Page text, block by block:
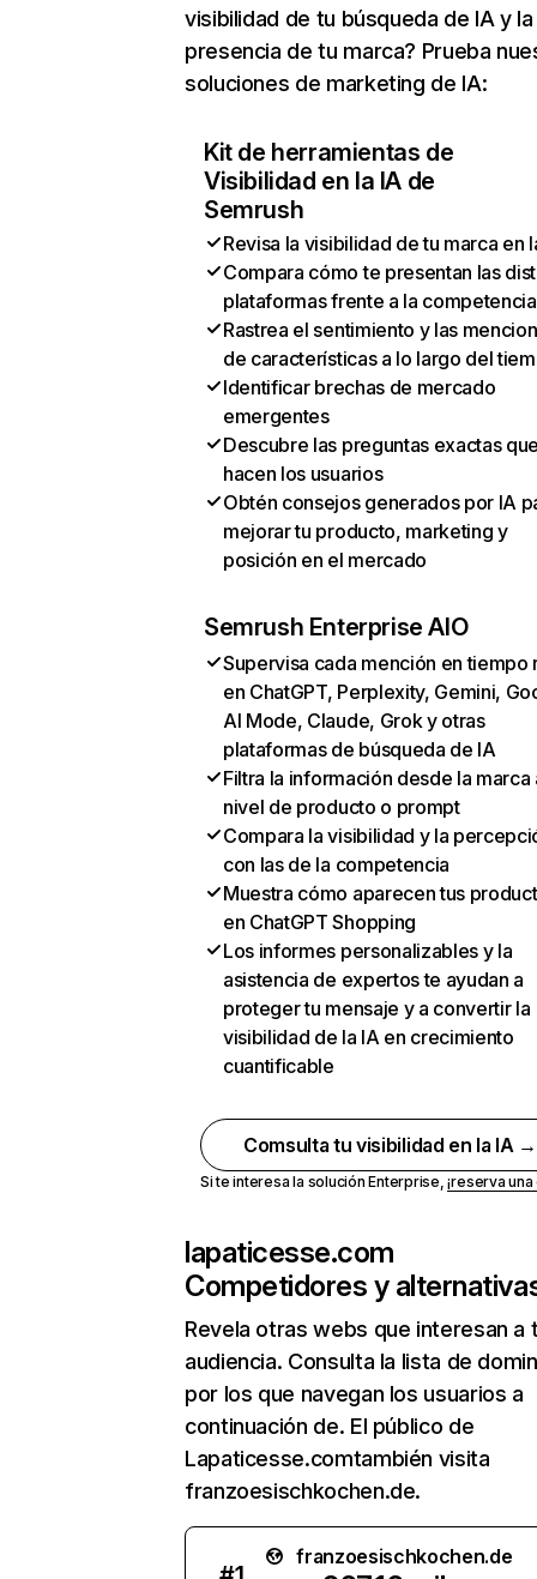
visibilidad de tu búsqueda de IA y la
presencia de tu marca? Prueba
soluciones de marketing de IA:
Kit de herramientas de
Visibilidad en la IA de
Semrush
Revisa la visibilidad de tu marca en
Compara cómo te presentan las
plataformas frente a la competencia
Rastrea el sentimiento y las
de características a lo largo del
Identificar brechas de mercado
emergentes
Descubre las preguntas exactas
hacen los usuarios
Obtén consejos generados por IA
mejorar tu producto, marketing y
posición en el mercado
Semrush Enterprise AIO
Supervisa cada mención en tiempo
en ChatGPT, Perplexity, Gemini,
AI Mode, Claude, Grok y otras
plataformas de búsqueda de IA
Filtra la información desde la marca
nivel de producto o prompt
Compara la visibilidad y la
con las de la competencia
Muestra cómo aparecen tus
en ChatGPT Shopping
Los informes personalizables y la
asistencia de expertos te ayudan a
proteger tu mensaje y a convertir la
visibilidad de la IA en crecimiento
cuantificable
Comsulta tu visibilidad en la IA →
Si te interesa la solución Enterprise,¡reserva
lapaticesse.com
Competidores y
Revela otras webs que interesan a
audiencia. Consulta la lista de
por los que navegan los usuarios a
continuación de. El público de
Lapaticesse.comtambién visita
franzoesischkochen.de.
franzoesischkochen.de